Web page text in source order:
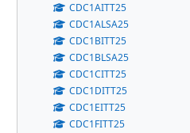
CDC1AITT25
CDC1ALSA25
CDC1BITT25
CDC1BLSA25
CDC1CITT25
CDC1DITT25
CDC1EITT25
CDC1FITT25